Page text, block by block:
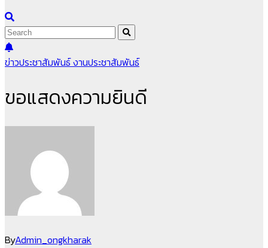
ข่าวประชาสัมพันธ์งานประชาสัมพันธ์
ขอแสดงความยินดี
ByAdmin_ongkharak